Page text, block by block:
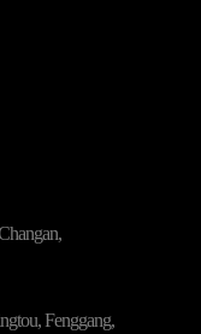
Fenggang,